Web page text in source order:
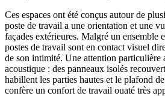
Ces espaces ont été conçus autour de
poste de travail a une orientation et une
façades extérieures. Malgré un ensemble
postes de travail sont en contact visuel
de son intimité. Une attention particulière
acoustique : des panneaux isolés
habillent les parties hautes et le plafond
confère un confort de travail ouaté très